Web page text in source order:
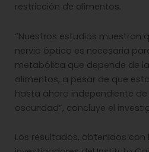
restricción de alimentos.
“Nuestros estudios muestran
nervio óptico es necesaria
metabólica que depende de
alimentos, a pesar de que
hasta ahora independiente de
oscuridad”, concluye el
Los resultados, obtenidos